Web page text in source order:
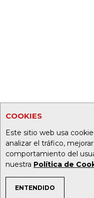
COOKIES
Este sitio web usa
analizar el tráfico,
comportamiento del
nuestra Política de
ENTENDIDO